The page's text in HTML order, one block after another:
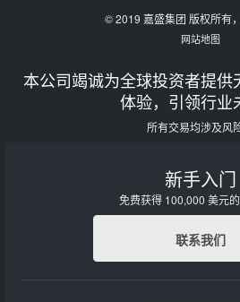
© 2019 嘉盛集团 版权所有
网站地图
本公司竭诚为全球投资者提供
体验，引领行业
所有交易均涉及风险
新手入门
免费获得 100,000 美元
联系我们